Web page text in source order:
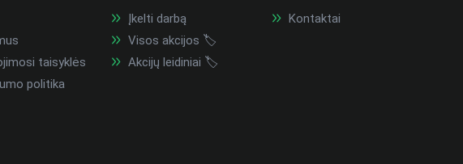
taisyklės
politika
Įkelti darbą
Visos akcijos 🏷️
Akcijų leidiniai 🏷️
Kontaktai